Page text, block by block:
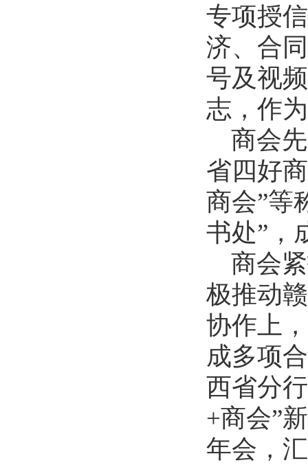
专项授
济、合
号及视
志，作
商会
省四好
商会”等
书处”，
商会
极推动
协作上
成多项
西省分
+商会”
年会，